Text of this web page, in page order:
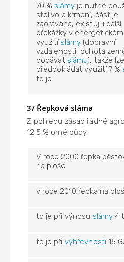
70 % slámy je nutné
stelivo a krmení, část je
zaorávána, existují i další
překážky v energetickém
využití slámy (dopravní
vzdálenosti, ochota
dodávat slámu), takže lze
předpokládat využití 7 %
to je
3/ Řepková sláma
Z pohledu zásad řádné
12,5 % orné půdy.
V roce 2000 řepka
na ploše
v roce 2010 řepka na
to je při výnosu slámy 4
to je přivýhřevnosti 15